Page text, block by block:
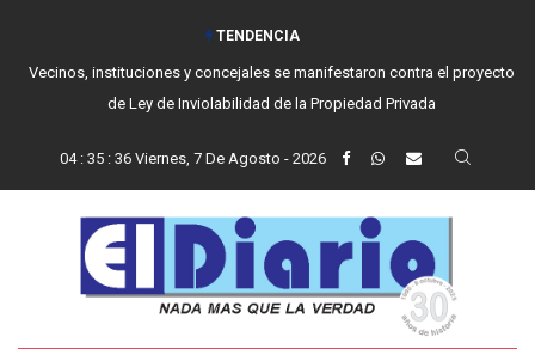
TENDENCIA
Vecinos, instituciones y concejales se manifestaron contra el proyecto
de Ley de Inviolabilidad de la Propiedad Privada
04: 35: 37 Viernes, 7 De Agosto - 2026